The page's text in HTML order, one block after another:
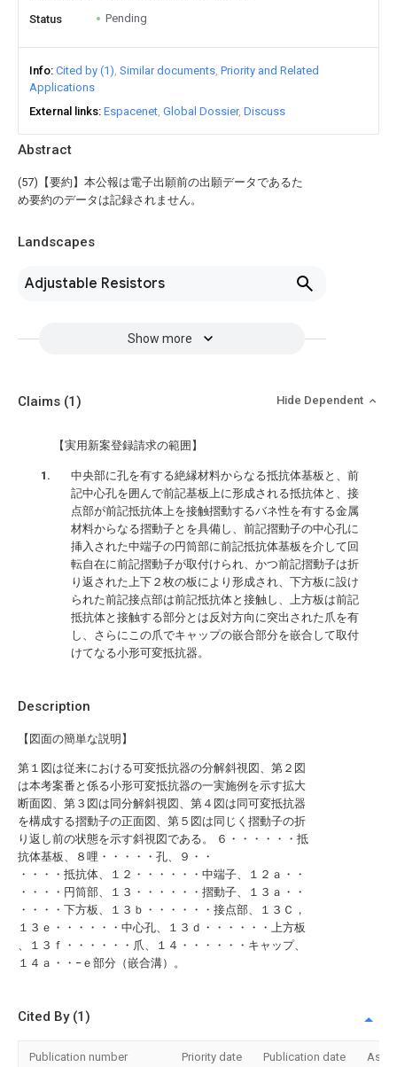
Abstract
(57)【要約】本公報は電子出願前の出願データであるた
め要約のデータは記録されません。
Landscapes
Adjustable Resistors
Show more
Status Pending
Info Cited by (1) Similar documents Priority and Related
Applications
External links Espacenet Global Dossier Discuss
Description
【図面の簡単な説明】
第１図は従来における可変抵抗器の分解斜視図、第２図
は本考案番と係る小形可変抵抗器の一実施例を示す拡大
断面図、第３図は同分解斜視図、第４図は同可変抵抗器
を構成する摺動子の正面図、第５図は同じく摺動子の折
り返し前の状態を示す斜視図である。 ６・・・・・・抵
抗体基板、８哩・・・・・孔、９・・
・・・・抵抗体、１２・・・・・・中端子、１２ａ・・
・・・・円筒部、１３・・・・・・摺動子、１３ａ・・
・・・・下方板、１３ｂ・・・・・・接点部、１３Ｃ，
１３ｅ・・・・・・中心孔、１３ｄ・・・・・・上方板
、１３ｆ・・・・・・爪、１４・・・・・・キャップ、
１４ａ・・−ｅ部分（嵌合溝）。
Claims (1) Hide Dependent
【実用新案登録請求の範囲】
中央部に孔を有する絶縁材料からなる抵抗体基板と、前
記中心孔を囲んで前記基板上に形成される抵抗体と、接
点部が前記抵抗体上を接触摺動するバネ性を有する金属
材料からなる摺動子とを具備し、前記摺動子の中心孔に
挿入された中端子の円筒部に前記抵抗体基板を介して回
転自在に前記摺動子が取付けられ、かつ前記摺動子は折
り返された上下２枚の板により形成され、下方板に設け
られた前記接点部は前記抵抗体と接触し、上方板は前記
抵抗体と接触する部分とは反対方向に突出された爪を有
し、さらにこの爪でキャップの嵌合部分を嵌合して取付
けてなる小形可変抵抗器。
Cited By (1)
Publication number Priority date Publication date